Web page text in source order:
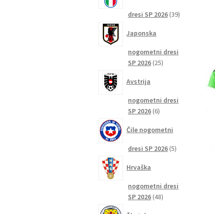
dresi SP 2026 3939
Japonska
nogometni dresi
SP 2026 2525
Avstrija
nogometni dresi
SP 2026 66
Čile nogometni
dresi SP 2026 55
Hrvaška
nogometni dresi
SP 2026 4848